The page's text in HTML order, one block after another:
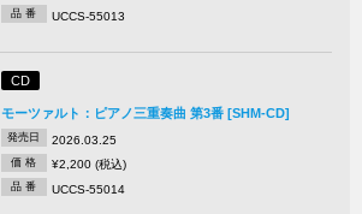
品 番 UCCS-55013
CD
モーツァルト：ピアノ三重奏曲 第3番 [SHM-CD]
発売日 2026.03.25
価 格 ¥2,200 (税込)
品 番 UCCS-55014